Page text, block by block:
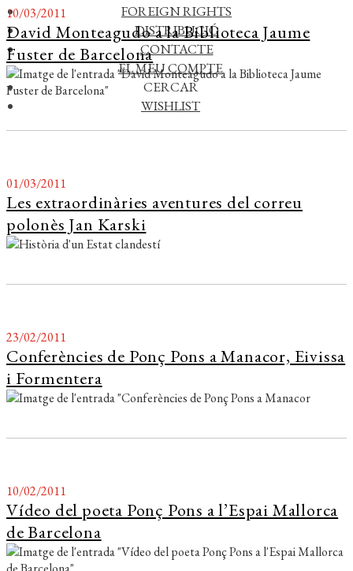
FOREIGN RIGHTS
DISTRIBUCIÓ
CONTACTE
EL MEU COMPTE
CERCAR
WISHLIST
10/03/2011
David Monteagudo a la Biblioteca Jaume
Fuster de Barcelona
01/03/2011
Les extraordinàries aventures del correu
polonès Jan Karski
23/02/2011
Conferències de Ponç Pons a Manacor, Eivissa
i Formentera
10/02/2011
Vídeo del poeta Ponç Pons a l’Espai Mallorca
de Barcelona